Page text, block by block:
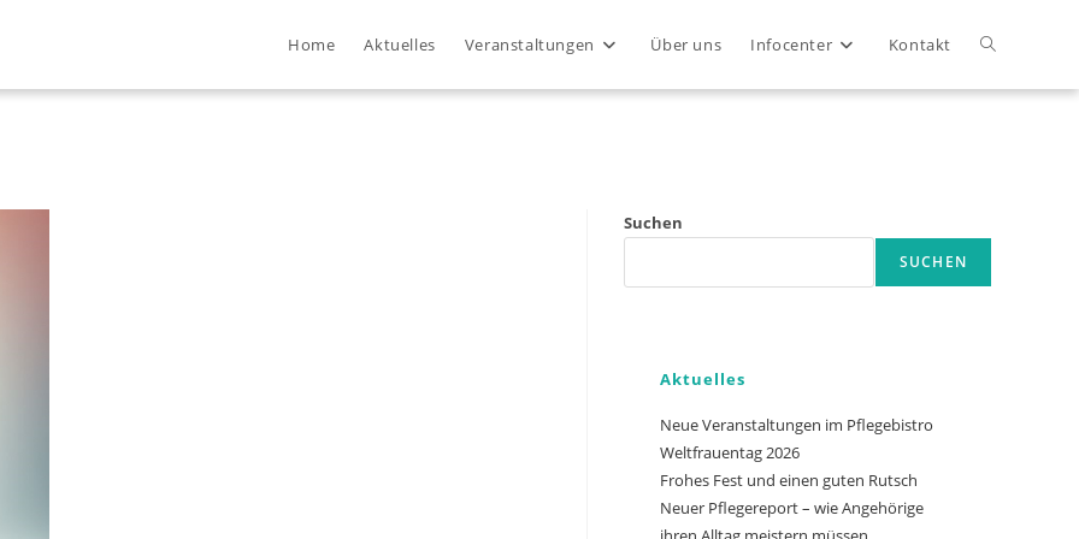
Home Aktuelles Veranstaltungen Über uns Infocenter Kontakt Website-
Suchen
SUCHEN
Aktuelles
Neue Veranstaltungen im Pflegebistro
Weltfrauentag 2026
Frohes Fest und einen guten Rutsch
Neuer Pflegereport – wie Angehörige
Close